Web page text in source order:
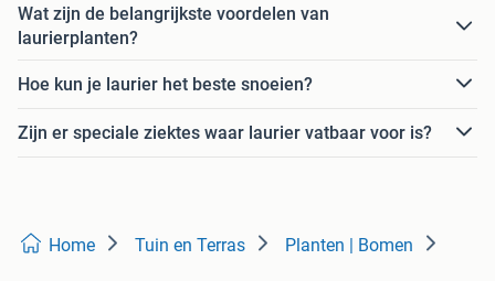
Wat zijn de belangrijkste voordelen van
laurierplanten?
Hoe kun je laurier het beste snoeien?
Zijn er speciale ziektes waar laurier vatbaar voor is?
Home Tuin en Terras Planten | Bomen